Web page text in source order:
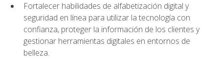
Fortalecer habilidades de alfabetización digital y
seguridad en línea para utilizar la tecnología con
confianza, proteger la información de los clientes y
gestionar herramientas digitales en entornos de
belleza.